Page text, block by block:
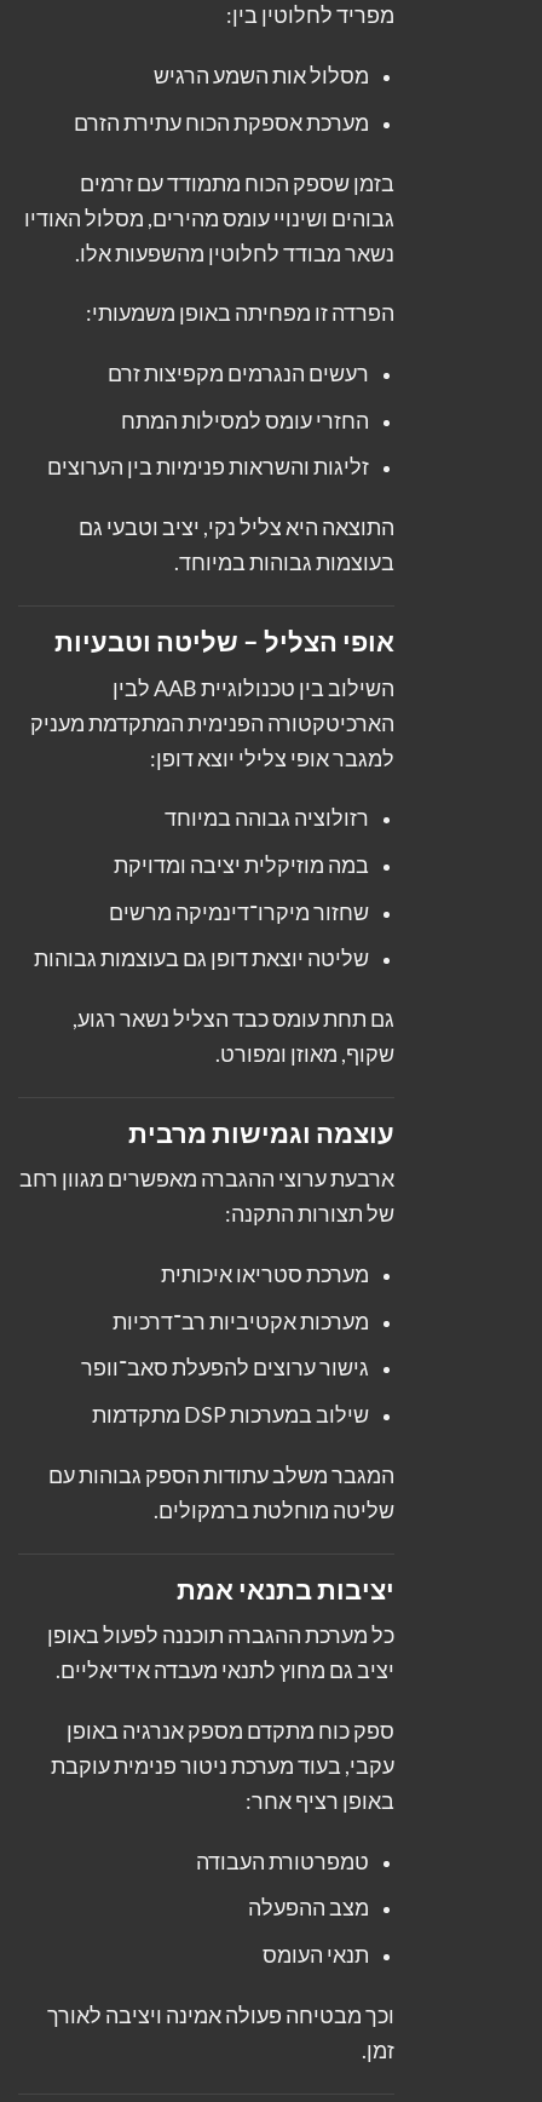
מפריד לחלוטין בין:
מסלול אות השמע הרגיש
מערכת אספקת הכוח עתירת הזרם
בזמן שספק הכוח מתמודד עם זרמים
גבוהים ושינויי עומס מהירים, מסלול האודיו
נשאר מבודד לחלוטין מהשפעות אלו.
הפרדה זו מפחיתה באופן משמעותי:
רעשים הנגרמים מקפיצות זרם
החזרי עומס למסילות המתח
זליגות והשראות פנימיות בין הערוצים
התוצאה היא צליל נקי, יציב וטבעי גם
בעוצמות גבוהות במיוחד.
אופי הצליל – שליטה וטבעיות
השילוב בין טכנולוגיית AAB לבין
הארכיטקטורה הפנימית המתקדמת מעניק
למגבר אופי צלילי יוצא דופן:
רזולוציה גבוהה במיוחד
במה מוזיקלית יציבה ומדויקת
שחזור מיקרו־דינמיקה מרשים
שליטה יוצאת דופן גם בעוצמות גבוהות
גם תחת עומס כבד הצליל נשאר רגוע,
שקוף, מאוזן ומפורט.
עוצמה וגמישות מרבית
ארבעת ערוצי ההגברה מאפשרים מגוון רחב
של תצורות התקנה:
מערכת סטריאו איכותית
מערכות אקטיביות רב־דרכיות
גישור ערוצים להפעלת סאב־וופר
שילוב במערכות DSP מתקדמות
המגבר משלב עתודות הספק גבוהות עם
שליטה מוחלטת ברמקולים.
יציבות בתנאי אמת
כל מערכת ההגברה תוכננה לפעול באופן
יציב גם מחוץ לתנאי מעבדה אידיאליים.
ספק כוח מתקדם מספק אנרגיה באופן
עקבי, בעוד מערכת ניטור פנימית עוקבת
באופן רציף אחר:
טמפרטורת העבודה
מצב ההפעלה
תנאי העומס
וכך מבטיחה פעולה אמינה ויציבה לאורך
זמן.